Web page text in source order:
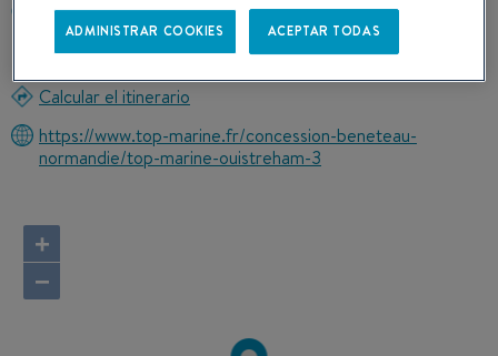
Quai Georges Thierry
14150 OUISTREHAM
France
Calcular el itinerario
https://www.top-marine.fr/concession-beneteau-
normandie/top-marine-ouistreham-3
+
−
ADMINISTRAR COOKIES ACEPTAR TODAS